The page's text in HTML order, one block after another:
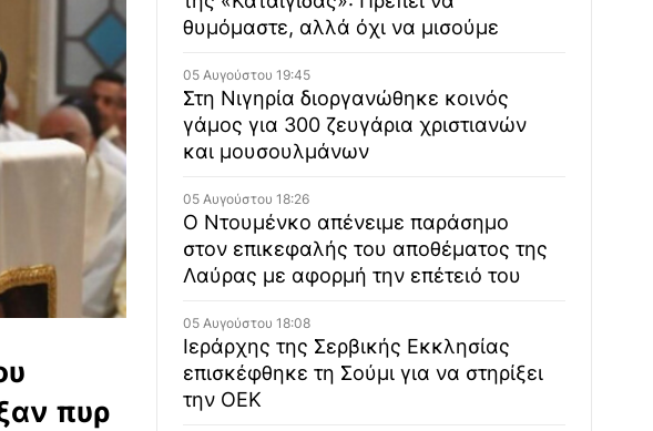
πυρ
θυμόμαστε, αλλά όχι να μισούμε
05 Αυγούστου 19:45
Στη Νιγηρία διοργανώθηκε κοινός
γάμος για 300 ζευγάρια χριστιανών
και μουσουλμάνων
05 Αυγούστου 18:26
Ο Ντουμένκο απένειμε παράσημο
στον επικεφαλής του αποθέματος της
Λαύρας με αφορμή την επέτειό του
05 Αυγούστου 18:08
Ιεράρχης της Σερβικής Εκκλησίας
επισκέφθηκε τη Σούμι για να στηρίξει
την ΟΕΚ